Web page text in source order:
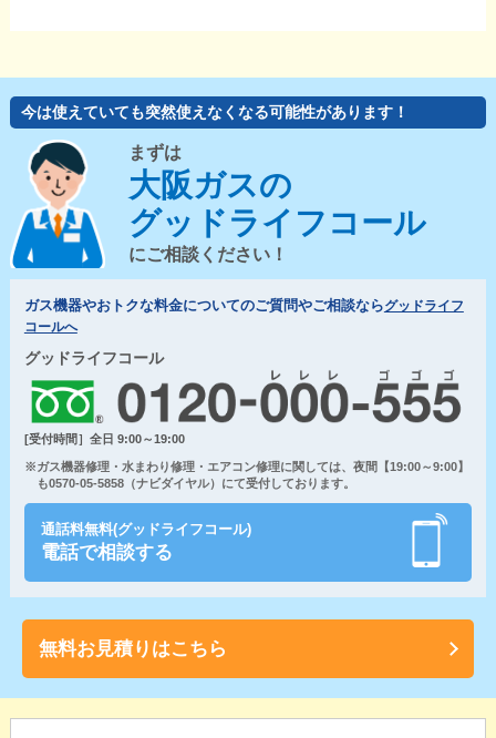
今は使えていても突然使えなくなる可能性があります！
まずは
大阪ガスの
グッドライフコール
にご相談ください！
ガス機器やおトクな料金についてのご質問やご相談ならグッドライフ
コールへ
グッドライフコール
[受付時間］全日 9:00～19:00
※ガス機器修理・水まわり修理・エアコン修理に関しては、夜間【19:00～9:00】
も0570-05-5858（ナビダイヤル）にて受付しております。
通話料無料(グッドライフコール)
電話で相談する
無料お見積りはこちら